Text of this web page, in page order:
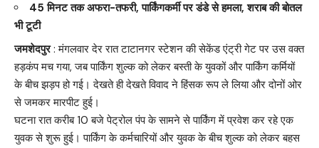
45 मिनट तक अफरा-तफरी, पार्किंगकर्मी पर डंडे से हमला, शराब की बोतल
भी टूटी
जमशेदपुर: मंगलवार देर रात टाटानगर स्टेशन की सेकेंड एंट्री गेट पर उस वक्त
हड़कंप मच गया, जब पार्किंग शुल्क को लेकर बस्ती के युवकों और पार्किंग कर्मियों
के बीच झड़प हो गई। देखते ही देखते विवाद ने हिंसक रूप ले लिया और दोनों ओर
से जमकर मारपीट हुई।
घटना रात करीब 10 बजे पेट्रोल पंप के सामने से पार्किंग में प्रवेश कर रहे एक
युवक से शुरू हुई। पार्किंग के कर्मचारियों और युवक के बीच शुल्क को लेकर बहस